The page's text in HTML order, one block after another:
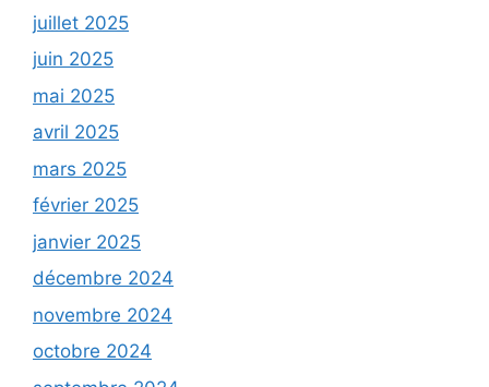
juillet 2025
juin 2025
mai 2025
avril 2025
mars 2025
février 2025
janvier 2025
décembre 2024
novembre 2024
octobre 2024